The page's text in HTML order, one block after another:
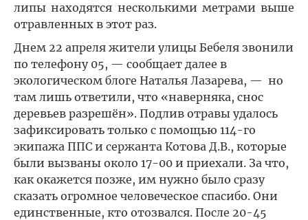
липы находятся несколькими метрами выше
отравленных в этот раз.
Днем 22 апреля жители улицы Бебеля звонили
по телефону 05, — сообщает далее в
экологическом блоге Наталья Лазарева, — но
там лишь ответили, что «наверняка, снос
деревьев разрешён». Подлив отравы удалось
зафиксировать только с помощью 114-го
экипажа ППС и сержанта Котова Д.В., которые
были вызваны около 17-00 и приехали. За что,
как окажется позже, им нужно было сразу
сказать огромное человеческое спасибо. Они
единственные, кто отозвался. После 20-45